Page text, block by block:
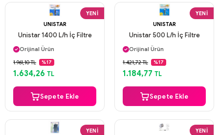
YENI
UNISTAR
Unistar 1400 L/h İç Filtre
Aynı Gün Kargo
Orijinal Ürün
Güvenli Ödeme
Aynı Gün Kargo
1.961,10 TL %17
1.634,26 TL
Sepete Ekle
YENI
UNISTAR
Unistar 500 L/h İç Filtre
Aynı Gün Kargo
Orijinal Ürün
Güvenli Ödeme
Aynı Gün Kargo
1.421,72 TL %17
1.184,77 TL
Sepete Ekle
YENI
YENI